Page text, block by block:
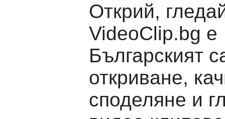
Открий,
VideoClip.bg е
Българският
откриване,
споделяне и